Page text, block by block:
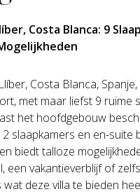
Costa Blanca: 9
Costa Blanca,
met maar liefst 9 ruime
het hoofdgebouw
slaapkamers en en-suite
biedt talloze
een vakantieverblijf of
deze villa te bieden